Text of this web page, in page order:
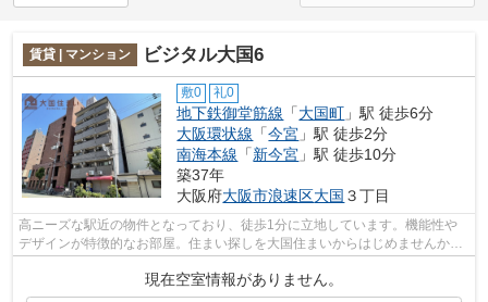
賃貸 | マンション ビジタル大国6
敷0 礼0
地下鉄御堂筋線 「大国町 」駅 徒歩6分
大阪環状線 「今宮 」駅 徒歩2分
南海本線 「新今宮 」駅 徒歩10分
築37年
大阪府大阪市浪速区大国 ３丁目
高ニーズな駅近の物件となっており、徒歩1分に立地しています。機能性や
デザインが特徴的なお部屋。住まい探しを大国住まいからはじめませんか。
現在空室情報がありません。